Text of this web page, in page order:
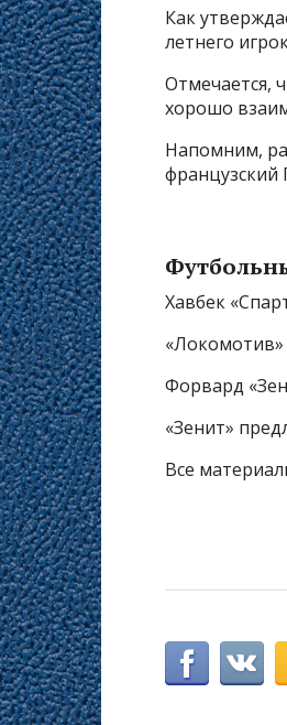
Как
летнего
Отмечается,
хорошо
Напомним,
французский
Хавбек
«Локомотив»
Форвард
«Зенит»
Все